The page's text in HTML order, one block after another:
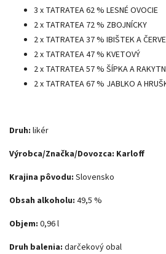
3 x TATRATEA 62 % LESNÉ OVOCIE
2 x TATRATEA 72 % ZBOJNÍCKY
2 x TATRATEA 37 % IBIŠTEK A
2 x TATRATEA 47 % KVETOVÝ
2 x TATRATEA 57 % ŠÍPKA A
2 x TATRATEA 67 % JABLKO A
Druh: likér
Výrobca/Značka/Dovozca: Karloff
Krajina pôvodu: Slovensko
Obsah alkoholu: 49,5 %
Objem: 0,96 l
Druh balenia: darčekový obal